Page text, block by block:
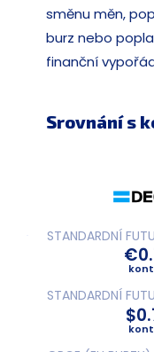
směnu měn,
burz nebo
finanční
Srovnání s
STANDARDNÍ
STANDARDNÍ